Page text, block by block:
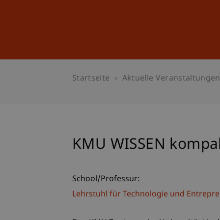
Startseite Aktuelle Veranstaltungen
KMU WISSEN
School/Professur:
Lehrstuhl für Technologie und